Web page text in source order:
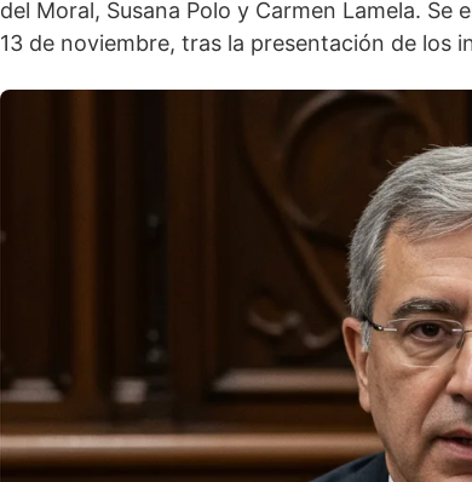
del Moral, Susana Polo y Carmen Lamela.
13 de noviembre, tras la presentación de los